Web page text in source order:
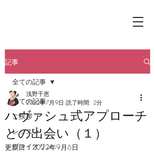
記事
全ての記事
ご挨拶
レッスン
ヴァイオリン
全ての記事
ハヴァシュ式アプローチ
との出会い（１）
浅野千恵
2022年7月9日 読了時間: 2分
更新日：2022年9月6日